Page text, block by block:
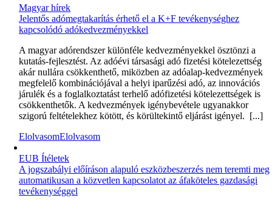
Magyar hírek
Jelentős adómegtakarítás érhető el a K+F tevékenységhez
kapcsolódó adókedvezményekkel
A magyar adórendszer különféle kedvezményekkel ösztönzi a
kutatás-fejlesztést. Az adóévi társasági adó fizetési kötelezettség
akár nullára csökkenthető, miközben az adóalap-kedvezmények
megfelelő kombinációjával a helyi iparűzési adó, az innovációs
járulék és a foglalkoztatást terhelő adófizetési kötelezettségek is
csökkenthetők. A kedvezmények igénybevétele ugyanakkor
szigorú feltételekhez kötött, és körültekintő eljárást igényel. [...]
ElolvasomElolvasom
EUB Ítéletek
A jogszabályi előíráson alapuló eszközbeszerzés nem teremti meg
automatikusan a közvetlen kapcsolatot az áfaköteles gazdasági
tevékenységgel